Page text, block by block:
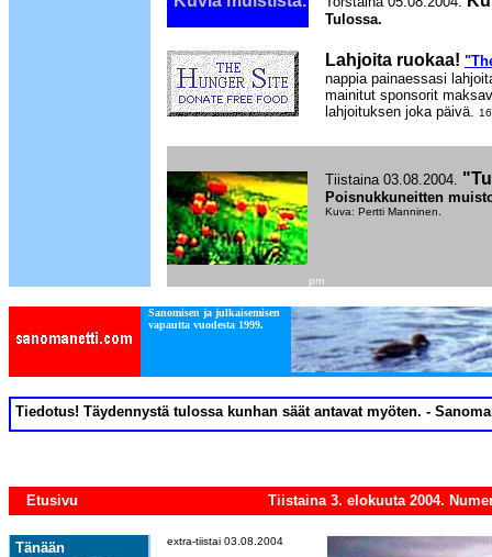
Tulossa.
Lahjoita ruokaa!
nappia painaessasi
mainitut sponsorit
lahjoituksen joka päivä.
Tiistaina 03.08.2004.
Poisnukkuneitten
Kuva: Pertti Manninen.
pm
Sanomisen ja julkaisemisen
vapautta vuodesta 1999.
Tiedotus! Täydennystä tulossa kunhan säät antavat myöten. -
Etusivu Tiistaina 3. elokuuta 2004.
Tänään extra-tiistai 03.08.2004